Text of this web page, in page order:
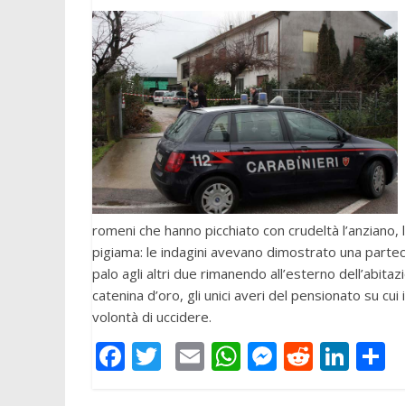
romeni che hanno picchiato con crudeltà
pigiama: le indagini avevano dimostrato una
palo agli altri due rimanendo all’esterno
catenina d’oro, gli unici averi del pensionato su
volontà di uccidere.
F T E W M R Li